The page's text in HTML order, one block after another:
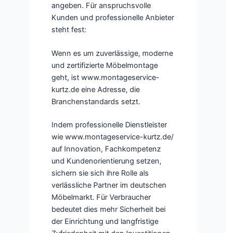
angeben. Für anspruchsvolle
Kunden und professionelle Anbieter
steht fest:
Wenn es um zuverlässige, moderne
und zertifizierte Möbelmontage
geht, ist www.montageservice-
kurtz.de eine Adresse, die
Branchenstandards setzt.
Indem professionelle Dienstleister
wie www.montageservice-kurtz.de/
auf Innovation, Fachkompetenz
und Kundenorientierung setzen,
sichern sie sich ihre Rolle als
verlässliche Partner im deutschen
Möbelmarkt. Für Verbraucher
bedeutet dies mehr Sicherheit bei
der Einrichtung und langfristige